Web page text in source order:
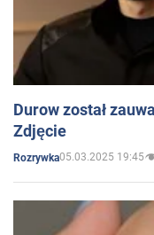
Durow został
Zdjęcie
Rozrywka05.03.2025 19:45